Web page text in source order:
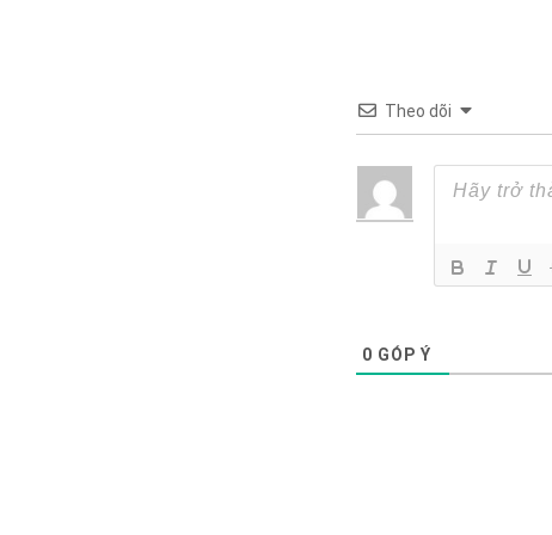
Theo dõi
0 GÓP Ý